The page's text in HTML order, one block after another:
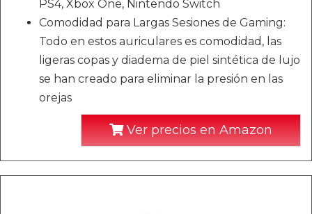
PS4, Xbox One, Nintendo Switch
Comodidad para Largas Sesiones de Gaming:
Todo en estos auriculares es comodidad, las
ligeras copas y diadema de piel sintética de lujo
se han creado para eliminar la presión en las
orejas
Ver precios en Amazon